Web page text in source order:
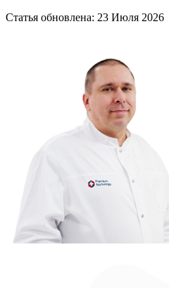
Статья обновлена: 23 Июля 2026